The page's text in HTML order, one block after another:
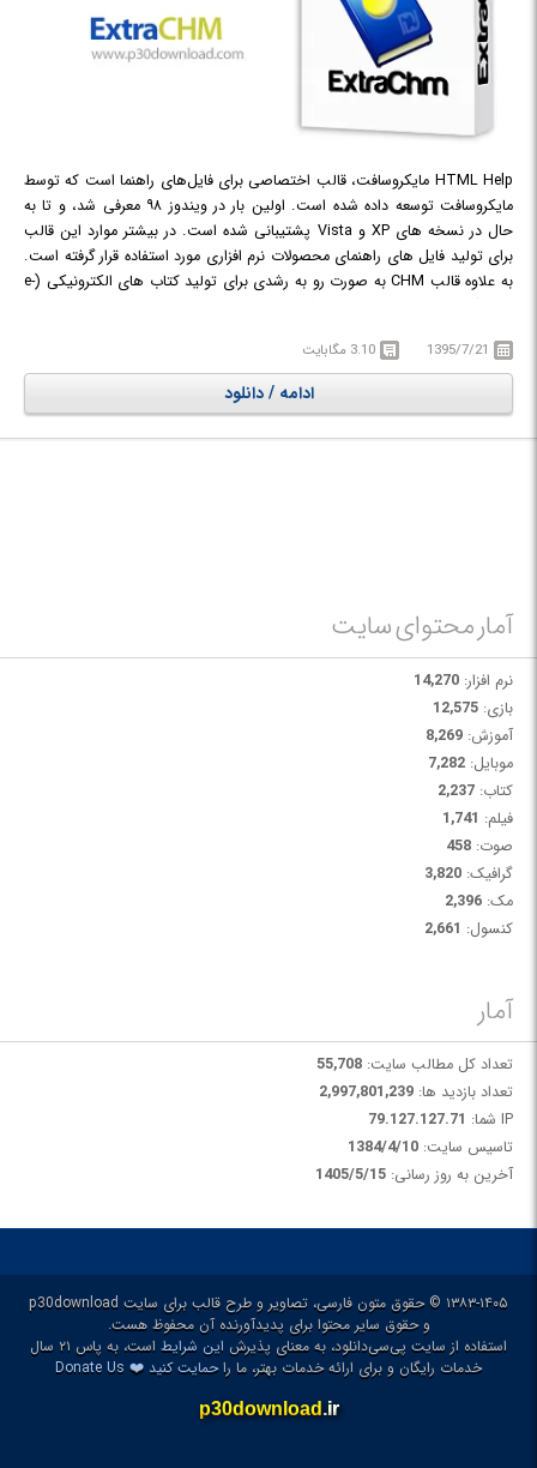
HTML Help مایکروسافت، قالب اختصاصی برای فایل‌های راهنما است که توسط
مایکروسافت توسعه داده شده است. اولین بار در ویندوز ٩٨ معرفی شد، و تا به
حال در نسخه های XP و Vista پشتیبانی شده است. در بیشتر موارد این قالب
برای تولید فایل های راهنمای محصولات نرم افزاری مورد استفاده قرار گرفته است.
به علاوه قالب CHM به صورت رو به رشدی برای تولید کتاب های الکترونیکی (e-
book) نیز مورد استفاده قرار می گیرد. تا همین چند وقت پیش تولید و ویرایش
آنها را نیاز داشت استفاده می نمود.ExtraCHM نرم افزاری ساده و در عین حال
جامع برای خواندن و مشاهده اسناد chm و یا همان Compiled HTML است. با
بهره گیری از این نرم افزار می توانید مستندات مختلف را مشاهده نموده، ذخیره
1395/7/21 3.10 مگابایت
ادامه / دانلود
آمار محتوای سایت
نرم افزار: 14,270
بازی: 12,575
آموزش: 8,269
موبایل: 7,282
کتاب: 2,237
فیلم: 1,741
صوت: 458
گرافیک: 3,820
مک: 2,396
کنسول: 2,661
آمار
تعداد کل مطالب سایت: 55,708
تعداد بازدید ها: 2,997,801,239
IP شما:
79.127.127.71
تاسیس سایت: 1384/4/10
آخرین به روز رسانی: 1405/5/15
۱۳۸۳-۱۴۰۵ © حقوق متون فارسی، تصاویر و طرح قالب برای سایت p30download
و حقوق سایر محتوا برای پدیدآورنده آن محفوظ هست.
استفاده از سایت پی‌سی‌دانلود، به معنای پذیرش این شرایط
است، به پاس ۲۱ سال
خدمات رایگان و برای ارائه خدمات بهتر، ما راحمایت کنید ❤️
p30download